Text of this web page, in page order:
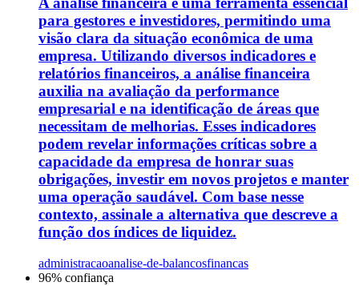
para gestores e investidores, permitindo uma
visão clara da situação econômica de uma
empresa. Utilizando diversos indicadores e
relatórios financeiros, a análise financeira
auxilia na avaliação da performance
empresarial e na identificação de áreas que
necessitam de melhorias. Esses indicadores
podem revelar informações críticas sobre a
capacidade da empresa de honrar suas
obrigações, investir em novos projetos e manter
uma operação saudável. Com base nesse
contexto, assinale a alternativa que descreve a
função dos índices de liquidez.
administracaoanalise-de-balancosfinancas
96% confiança